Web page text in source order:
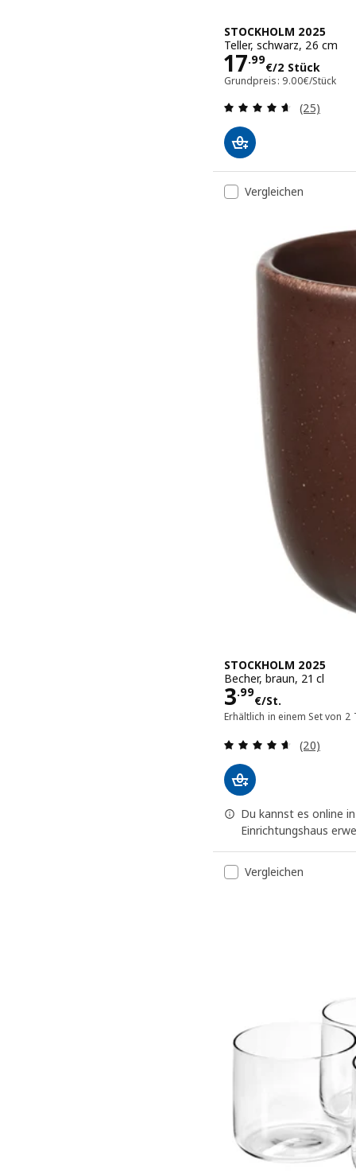
STOCKHOLM 2025
Teller, schwarz, 26 cm
17.99
€/2 Stück
Preis
Grundpreis: 9.00€/Stück
(25)
Vergleichen
STOCKHOLM 2025
Becher, braun, 21 cl
3.99
€/St.
Preis 3.99€/
Erhältlich in einem Set von 2
(20)
Du kannst es online
Einrichtungshaus
Vergleichen